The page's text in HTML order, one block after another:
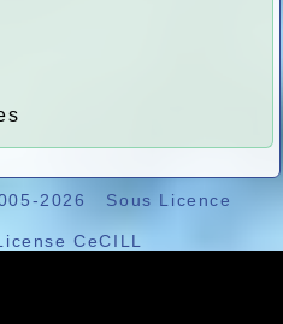
2026
Sous Licence
CeCILL